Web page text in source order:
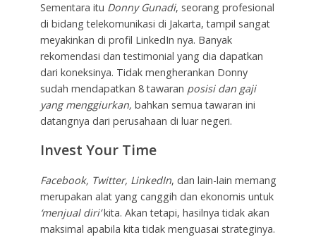
Sementara itu Donny Gunadi, seorang profesional
di bidang telekomunikasi di Jakarta, tampil sangat
meyakinkan di profil LinkedIn nya. Banyak
rekomendasi dan testimonial yang dia dapatkan
dari koneksinya. Tidak mengherankan Donny
sudah mendapatkan 8 tawaran posisi dan gaji
yang menggiurkan, bahkan semua tawaran ini
datangnya dari perusahaan di luar negeri.
Invest Your Time
Facebook, Twitter, LinkedIn, dan lain-lain memang
merupakan alat yang canggih dan ekonomis untuk
‘menjual diri’kita. Akan tetapi, hasilnya tidak akan
maksimal apabila kita tidak menguasai strateginya.